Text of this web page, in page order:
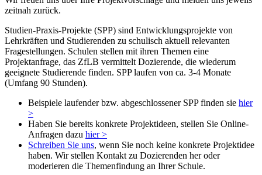
zeitnah zurück.
Studien-Praxis-Projekte (SPP) sind Entwicklungsprojekte von
Lehrkräften und Studierenden zu schulisch aktuell relevanten
Fragestellungen. Schulen stellen mit ihren Themen eine
Projektanfrage, das ZfLB vermittelt Dozierende, die wiederum
geeignete Studierende finden. SPP laufen von ca. 3-4 Monate
(Umfang 90 Stunden).
Beispiele laufender bzw. abgeschlossener SPP finden sie hier
>
Haben Sie bereits konkrete Projektideen, stellen Sie Online-
Anfragen dazu hier >
Schreiben Sie uns, wenn Sie noch keine konkrete Projektidee
haben. Wir stellen Kontakt zu Dozierenden her oder
moderieren die Themenfindung an Ihrer Schule.